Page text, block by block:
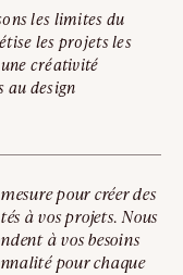
les limites du
les projets les
créativité
au design
pour créer des
à vos projets. Nous
à vos besoins
pour chaque